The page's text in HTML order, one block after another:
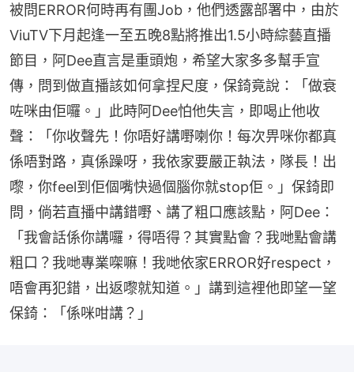
被問ERROR何時再有團Job，他們透露部署中，由於
ViuTV下月起逢一至五晚8點將推出1.5小時綜藝直播
節目，阿Dee直言是重頭炮，希望大家多多幫手宣
傳，問到做直播該如何拿捏尺度，保錡竟說：「做衰
咗咪由佢囉。」此時阿Dee怕他失言，即喝止他收
聲：「你收聲先！你唔好講嘢喇你！每次畀咪你都真
係唔對路，真係躁呀，我依家要嚴正執法，隊長！出
嚟，你feel到佢個嘴快過個腦你就stop佢。」保錡即
問，倘若直播中講錯嘢、講了粗口應該點，阿Dee：
「我會話係你講囉，得唔得？其實點會？我哋點會講
粗口？我哋專業㗎嘛！我哋依家ERROR好respect，
唔會再犯錯，出返嚟就知道。」講到這裡他即望一望
保錡：「係咪咁講？」